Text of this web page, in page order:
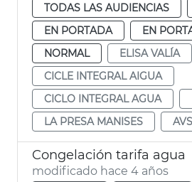
TODAS LAS AUDIENCIAS
EN PORTADA
EN
NORMAL
ELISA VALÍA
CICLE INTEGRAL AIGUA
CICLO INTEGRAL AGUA
LA PRESA MANISES
Congelación tarifa agua
modificado hace 4 años